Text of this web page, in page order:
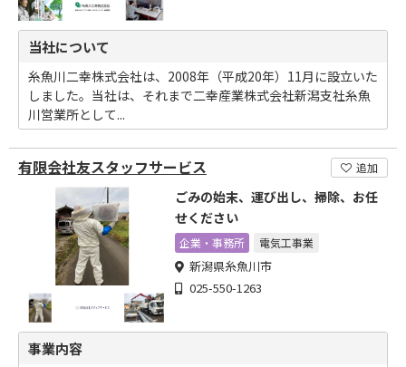
当社について
糸魚川二幸株式会社は、2008年（平成20年）11月に設立いた
しました。当社は、それまで二幸産業株式会社新潟支社糸魚
川営業所として...
有限会社友スタッフサービス 追加
ごみの始末、運び出し、掃除、お任
せください
企業・事務所 電気工事業
新潟県糸魚川市
025-550-1263
事業内容